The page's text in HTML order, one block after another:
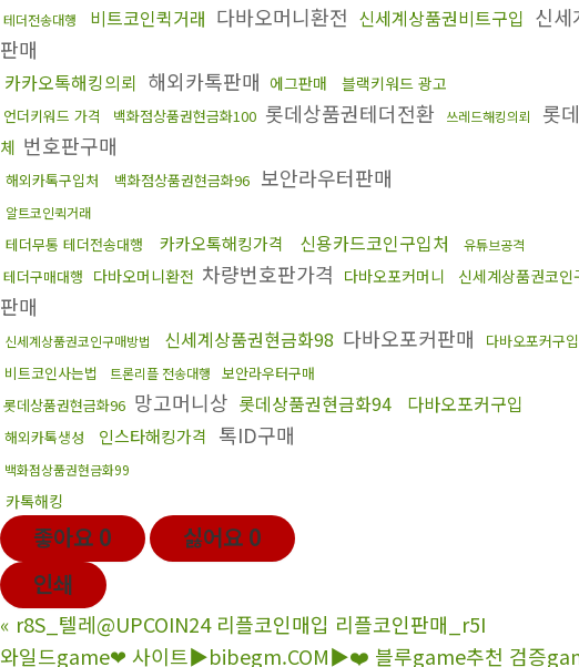
테더전송대행 비트코인퀵거래 다바오머니환전 신세계상품권비트구입 신세
판매
카카오톡해킹의뢰 해외카톡판매 에그판매 블랙키워드 광고
언더키워드 가격 백화점상품권현금화100 롯데상품권테더전환 쓰레드해킹의뢰 롯
체 번호판구매
해외카톡구입처 백화점상품권현금화96 보안라우터판매
알트코인퀵거래
테더무통 테더전송대행 카카오톡해킹가격 신용카드코인구입처 유튜브공격
테더구매대행 다바오머니환전 차량번호판가격 다바오포커머니 신세계상품권코인
판매
신세계상품권코인구매방법 신세계상품권현금화98 다바오포커판매 다바오포커구입
비트코인사는법 트론리플 전송대행
보안라우터구매
롯데상품권현금화96 망고머니상 롯데상품권현금화94 다바오포커구입
해외카톡생성 인스타해킹가격 톡ID구매
백화점상품권현금화99
카톡해킹
좋아요 0 싫어요 0
인쇄
« r8S_텔레@UPCOIN24 리플코인매입 리플코인판매_r5I
와일드game❤ 사이트️▶bibegm.COM▶❤️ 블루game추천 검­증